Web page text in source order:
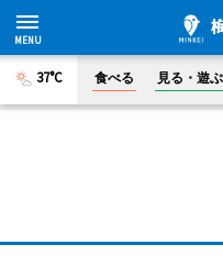
37°C 食べる 見る・遊ぶ